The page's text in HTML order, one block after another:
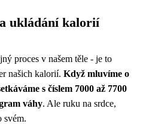
ukládání kalorií
proces v našem těle - je to
našich kalorií. Když mluvíme o
s číslem 7000 až 7700
váhy. Ale ruku na srdce,
svém.